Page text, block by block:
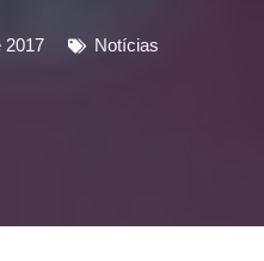
2017 Notícias